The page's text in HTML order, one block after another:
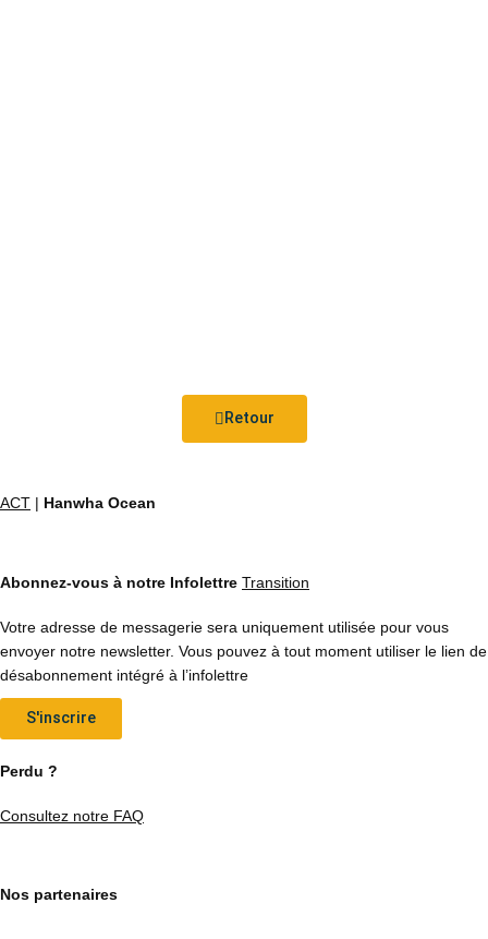
Retour
ACT | Hanwha Ocean
Abonnez-vous à notre Infolettre Transition
Votre adresse de messagerie sera uniquement utilisée pour vous
envoyer notre newsletter. Vous pouvez à tout moment utiliser le lien de
désabonnement intégré à l’infolettre
S'inscrire
Perdu ?
Consultez notre FAQ
Nos partenaires